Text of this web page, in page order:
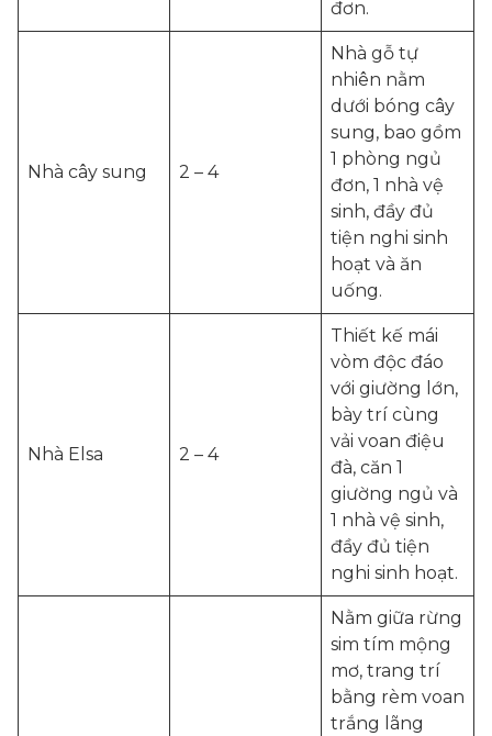
đơn.
Nhà cây sung 2 – 4
Nhà gỗ tự
nhiên nằm
dưới bóng cây
sung, bao gồm
1 phòng ngủ
đơn, 1 nhà vệ
sinh, đầy đủ
tiện nghi sinh
hoạt và ăn
uống.
Nhà Elsa 2 – 4
Thiết kế mái
vòm độc đáo
với giường lớn,
bày trí cùng
vải voan điệu
đà, căn 1
giường ngủ và
1 nhà vệ sinh,
đầy đủ tiện
nghi sinh hoạt.
Nằm giữa rừng
sim tím mộng
mơ, trang trí
bằng rèm voan
trắng lãng